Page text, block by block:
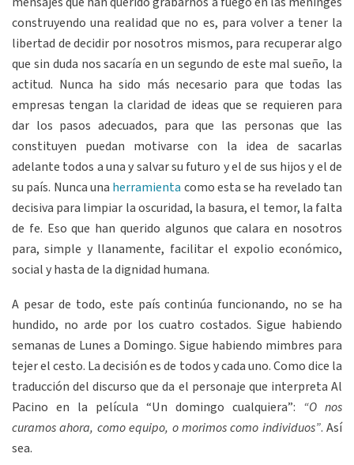
construyendo una realidad que no es, para volver a tener la
libertad de decidir por nosotros mismos, para recuperar algo
que sin duda nos sacaría en un segundo de este mal sueño, la
actitud. Nunca ha sido más necesario para que todas las
empresas tengan la claridad de ideas que se requieren para
dar los pasos adecuados, para que las personas que las
constituyen puedan motivarse con la idea de sacarlas
adelante todos a una y salvar su futuro y el de sus hijos y el de
su país. Nunca una herramienta como esta se ha revelado tan
decisiva para limpiar la oscuridad, la basura, el temor, la falta
de fe. Eso que han querido algunos que calara en nosotros
para, simple y llanamente, facilitar el expolio económico,
social y hasta de la dignidad humana.
A pesar de todo, este país continúa funcionando, no se ha
hundido, no arde por los cuatro costados. Sigue habiendo
semanas de Lunes a Domingo. Sigue habiendo mimbres para
tejer el cesto. La decisión es de todos y cada uno. Como dice la
traducción del discurso que da el personaje que interpreta Al
Pacino en la película “Un domingo cualquiera”: “O nos
curamos ahora, como equipo, o morimos como individuos”. Así
sea.